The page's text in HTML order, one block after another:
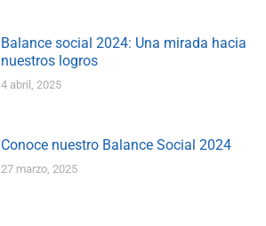
Balance social 2024: Una mirada hacia
nuestros logros
4 abril, 2025
Conoce nuestro Balance Social 2024
27 marzo, 2025